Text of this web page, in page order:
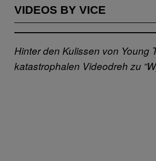
VIDEOS BY VICE
Hinter den Kulissen von Young
katastrophalen Videodreh zu